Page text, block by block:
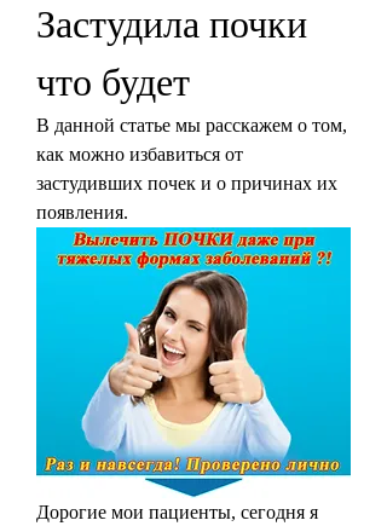
Застудила почки
что будет
В данной статье мы расскажем о том,
как можно избавиться от
застудивших почек и о причинах их
появления.
Дорогие мои пациенты, сегодня я